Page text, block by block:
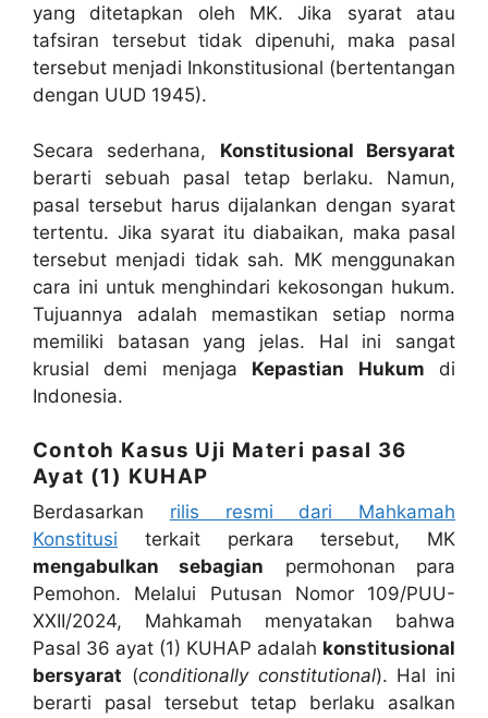
yang ditetapkan oleh MK. Jika syarat atau
tafsiran tersebut tidak dipenuhi, maka pasal
tersebut menjadi Inkonstitusional (bertentangan
dengan UUD 1945).
Secara sederhana, Konstitusional Bersyarat
berarti sebuah pasal tetap berlaku. Namun,
pasal tersebut harus dijalankan dengan syarat
tertentu. Jika syarat itu diabaikan, maka pasal
tersebut menjadi tidak sah. MK menggunakan
cara ini untuk menghindari kekosongan hukum.
Tujuannya adalah memastikan setiap norma
memiliki batasan yang jelas. Hal ini sangat
krusial demi menjaga Kepastian Hukum di
Indonesia.
Contoh Kasus Uji Materi pasal 36
Ayat (1) KUHAP
Berdasarkan rilis resmi dari Mahkamah
Konstitusi terkait perkara tersebut, MK
mengabulkan sebagian permohonan para
Pemohon. Melalui Putusan Nomor 109/PUU-
XXII/2024, Mahkamah menyatakan bahwa
Pasal 36 ayat (1) KUHAP adalah konstitusional
bersyarat (conditionally constitutional). Hal ini
berarti pasal tersebut tetap berlaku asalkan